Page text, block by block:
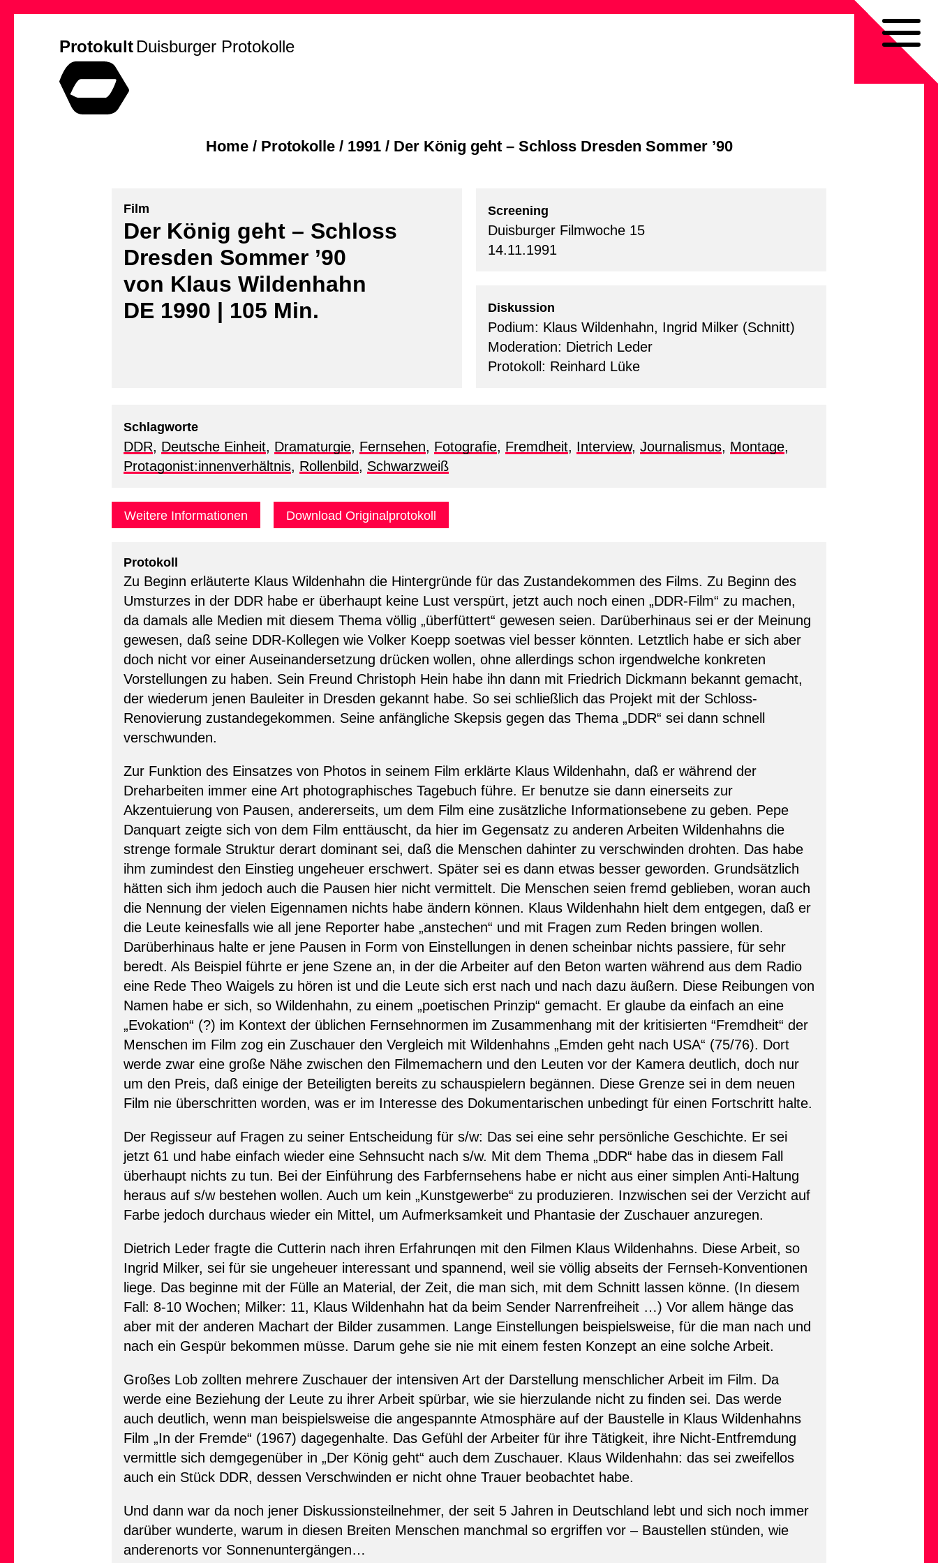
Protokult Duisburger Protokolle
Home/ Protokolle/ 1991/ Der König geht – Schloss Dresden Sommer ’90
Film
Der König geht – Schloss
Dresden Sommer ’90
von Klaus Wildenhahn
DE 1990 | 105 Min.
Screening
Duisburger Filmwoche 15
14.11.1991
Diskussion
Podium: Klaus Wildenhahn, Ingrid Milker (Schnitt)
Moderation: Dietrich Leder
Protokoll: Reinhard Lüke
Schlagworte
DDR, Deutsche Einheit, Dramaturgie, Fernsehen, Fotografie, Fremdheit, Interview, Journalismus, Montage,
Protagonist:innenverhältnis, Rollenbild, Schwarzweiß
Weitere Informationen Download Originalprotokoll
Protokoll
Zu Beginn erläuterte Klaus Wildenhahn die Hintergründe für das Zustandekommen des Films. Zu Beginn des
Umsturzes in der DDR habe er überhaupt keine Lust verspürt, jetzt auch noch einen „DDR-Film“ zu machen,
da damals alle Medien mit diesem Thema völlig „überfüttert“ gewesen seien. Darüberhinaus sei er der Meinung
gewesen, daß seine DDR-Kollegen wie Volker Koepp soetwas viel besser könnten. Letztlich habe er sich aber
doch nicht vor einer Auseinandersetzung drücken wollen, ohne allerdings schon irgendwelche konkreten
Vorstellungen zu haben. Sein Freund Christoph Hein habe ihn dann mit Friedrich Dickmann bekannt gemacht,
der wiederum jenen Bauleiter in Dresden gekannt habe. So sei schließlich das Projekt mit der Schloss-
Renovierung zustandegekommen. Seine anfängliche Skepsis gegen das Thema „DDR“ sei dann schnell
verschwunden.
Zur Funktion des Einsatzes von Photos in seinem Film erklärte Klaus Wildenhahn, daß er während der
Dreharbeiten immer eine Art photographisches Tagebuch führe. Er benutze sie dann einerseits zur
Akzentuierung von Pausen, andererseits, um dem Film eine zusätzliche Informationsebene zu geben. Pepe
Danquart zeigte sich von dem Film enttäuscht, da hier im Gegensatz zu anderen Arbeiten Wildenhahns die
strenge formale Struktur derart dominant sei, daß die Menschen dahinter zu verschwinden drohten. Das habe
ihm zumindest den Einstieg ungeheuer erschwert. Später sei es dann etwas besser geworden. Grundsätzlich
hätten sich ihm jedoch auch die Pausen hier nicht vermittelt. Die Menschen seien fremd geblieben, woran auch
die Nennung der vielen Eigennamen nichts habe ändern können. Klaus Wildenhahn hielt dem entgegen, daß er
die Leute keinesfalls wie all jene Reporter habe „anstechen“ und mit Fragen zum Reden bringen wollen.
Darüberhinaus halte er jene Pausen in Form von Einstellungen in denen scheinbar nichts passiere, für sehr
beredt. Als Beispiel führte er jene Szene an, in der die Arbeiter auf den Beton warten während aus dem Radio
eine Rede Theo Waigels zu hören ist und die Leute sich erst nach und nach dazu äußern. Diese Reibungen von
Namen habe er sich, so Wildenhahn, zu einem „poetischen Prinzip“ gemacht. Er glaube da einfach an eine
„Evokation“ (?) im Kontext der üblichen Fernsehnormen im Zusammenhang mit der kritisierten “Fremdheit“ der
Menschen im Film zog ein Zuschauer den Vergleich mit Wildenhahns „Emden geht nach USA“ (75/76). Dort
werde zwar eine große Nähe zwischen den Filmemachern und den Leuten vor der Kamera deutlich, doch nur
um den Preis, daß einige der Beteiligten bereits zu schauspielern begännen. Diese Grenze sei in dem neuen
Film nie überschritten worden, was er im Interesse des Dokumentarischen unbedingt für einen Fortschritt halte.
Der Regisseur auf Fragen zu seiner Entscheidung für s/w: Das sei eine sehr persönliche Geschichte. Er sei
jetzt 61 und habe einfach wieder eine Sehnsucht nach s/w. Mit dem Thema „DDR“ habe das in diesem Fall
überhaupt nichts zu tun. Bei der Einführung des Farbfernsehens habe er nicht aus einer simplen Anti-Haltung
heraus auf s/w bestehen wollen. Auch um kein „Kunstgewerbe“ zu produzieren. Inzwischen sei der Verzicht auf
Farbe jedoch durchaus wieder ein Mittel, um Aufmerksamkeit und Phantasie der Zuschauer anzuregen.
Dietrich Leder fragte die Cutterin nach ihren Erfahrunqen mit den Filmen Klaus Wildenhahns. Diese Arbeit, so
Ingrid Milker, sei für sie ungeheuer interessant und spannend, weil sie völlig abseits der Fernseh-Konventionen
liege. Das beginne mit der Fülle an Material, der Zeit, die man sich, mit dem Schnitt lassen könne. (In diesem
Fall: 8-10 Wochen; Milker: 11, Klaus Wildenhahn hat da beim Sender Narrenfreiheit …) Vor allem hänge das
aber mit der anderen Machart der Bilder zusammen. Lange Einstellungen beispielsweise, für die man nach und
nach ein Gespür bekommen müsse. Darum gehe sie nie mit einem festen Konzept an eine solche Arbeit.
Großes Lob zollten mehrere Zuschauer der intensiven Art der Darstellung menschlicher Arbeit im Film. Da
werde eine Beziehung der Leute zu ihrer Arbeit spürbar, wie sie hierzulande nicht zu finden sei. Das werde
auch deutlich, wenn man beispielsweise die angespannte Atmosphäre auf der Baustelle in Klaus Wildenhahns
Film „In der Fremde“ (1967) dagegenhalte. Das Gefühl der Arbeiter für ihre Tätigkeit, ihre Nicht-Entfremdung
vermittle sich demgegenüber in „Der König geht“ auch dem Zuschauer. Klaus Wildenhahn: das sei zweifellos
auch ein Stück DDR, dessen Verschwinden er nicht ohne Trauer beobachtet habe.
Und dann war da noch jener Diskussionsteilnehmer, der seit 5 Jahren in Deutschland lebt und sich noch immer
darüber wunderte, warum in diesen Breiten Menschen manchmal so ergriffen vor – Baustellen stünden, wie
anderenorts vor Sonnenuntergängen…